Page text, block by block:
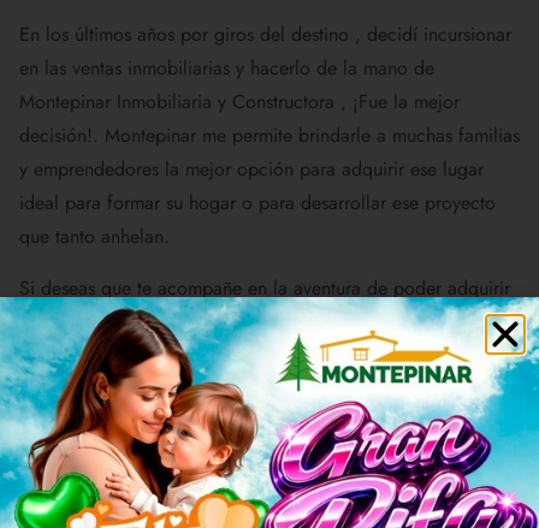
En los últimos años por giros del destino , decidí incursionar
en las ventas inmobiliarias y hacerlo de la mano de
Montepinar Inmobiliaria y Constructora , ¡Fue la mejor
decisión!. Montepinar me permite brindarle a muchas familias
y emprendedores la mejor opción para adquirir ese lugar
ideal para formar su hogar o para desarrollar ese proyecto
que tanto anhelan.
Si deseas que te acompañe en la aventura de poder adquirir
ese lugar soñado. ¡Contáctame ahora mismo!
Soy Rosa Chunga y mi teléfono es 946631952.
Con gusto y dedicación, te atenderé.
Teléfono: +51 946 631 952